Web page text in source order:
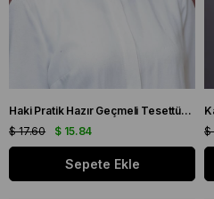
Haki Pratik Hazır Geçmeli Tesettür Bone Sandy Kumaş Desenli Şifon Kemerli 1205D_09
$ 15.84
$ 17.60
Sepete Ekle
$